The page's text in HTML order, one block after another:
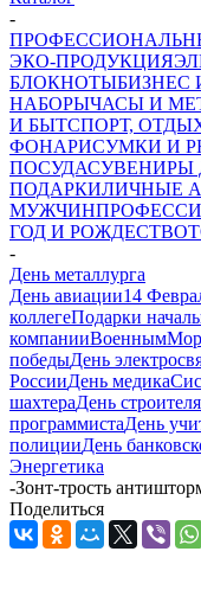
-
ЭКО-ПРОДУКЦИЯ
БЛОКНОТЫБИЗНЕС
НАБОРЫЧАСЫ И
И БЫТСПОРТ,
ФОНАРИСУМКИ И
ПОСУДА
ПОДАРКИЛИЧНЫЕ
МУЖЧИН
ГОД И РОЖДЕСТВО
-
День металлурга
День авиации14
коллегеПодарки
компанииВоенным
победыДень
РоссииДень медика
шахтераДень строителя
программистаДень
полицииДень
Энергетика
-Зонт-трость
Поделиться